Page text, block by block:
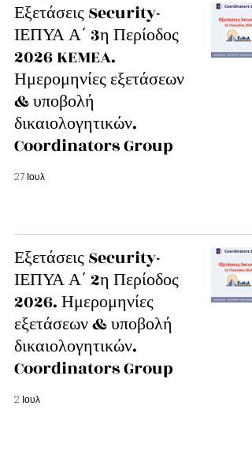
Εξετάσεις Security-
ΙΕΠΥΑ Α΄ 3η Περίοδος
2026 KEMEA.
Ημερομηνίες εξετάσεων
& υποβολή
δικαιολογητικών.
Coordinators Group
27 Ιουλ
Εξετάσεις Security-
ΙΕΠΥΑ Α΄ 2η Περίοδος
2026. Ημερομηνίες
εξετάσεων & υποβολή
δικαιολογητικών.
Coordinators Group
2 Ιουλ